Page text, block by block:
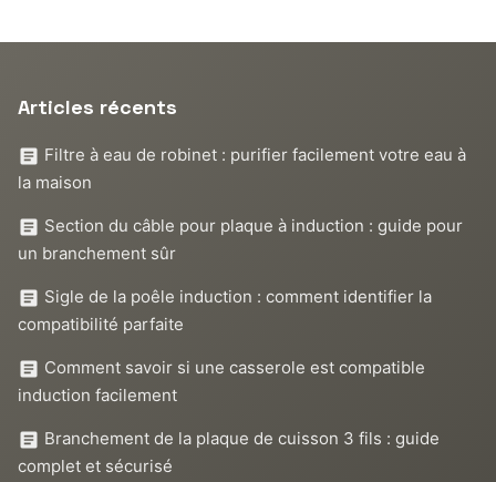
Articles récents
Filtre à eau de robinet : purifier facilement votre eau à
la maison
Section du câble pour plaque à induction : guide pour
un branchement sûr
Sigle de la poêle induction : comment identifier la
compatibilité parfaite
Comment savoir si une casserole est compatible
induction facilement
Branchement de la plaque de cuisson 3 fils : guide
complet et sécurisé